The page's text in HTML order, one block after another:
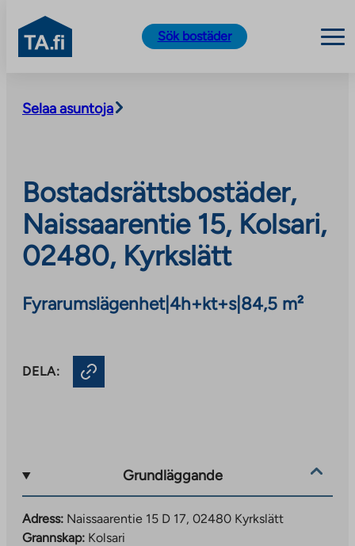
content
TA.fi
Sök bostäder
Selaa asuntoja
Bostadsrättsbostäder,
Naissaarentie 15, Kolsari,
02480, Kyrkslätt
Fyrarumslägenhet| 4h+kt+s| 84,5 m²
DELA:
Grundläggande
Adress: Naissaarentie 15 D 17, 02480 Kyrkslätt
Grannskap: Kolsari